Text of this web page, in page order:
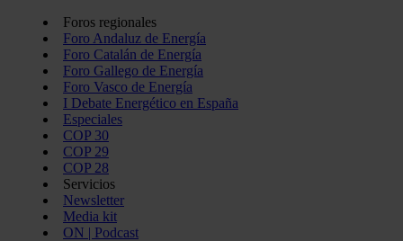
Foros regionales
Foro Andaluz de Energía
Foro Catalán de Energía
Foro Gallego de Energía
Foro Vasco de Energía
I Debate Energético en España
Especiales
COP 30
COP 29
COP 28
Servicios
Newsletter
Media kit
ON | Podcast